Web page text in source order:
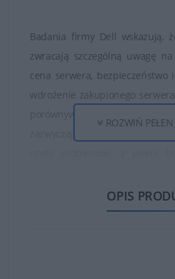
Badania firmy Dell wskazują,
zwracają szczególną uwagę
cena serwera, bezpieczeństwo
wdrożenie zakupionego
porównywalnych
zazwyczaj korzystniejsze ceny.
istotę problemów, z jakimi
bezpieczeństwo,
Dell posiada kompleksową
ROZWIŃ
OPIS